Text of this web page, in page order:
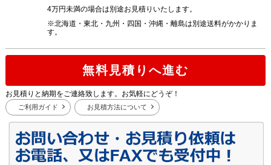
4万円未満の場合は別途お見積りいたします。
※北海道・東北・九州・四国・沖縄・離島は別途送料がかかりま
す。
無料見積りへ進む
お見積りと納期をご連絡致します。お気軽にどうぞ！
ご利用ガイド お見積方法について